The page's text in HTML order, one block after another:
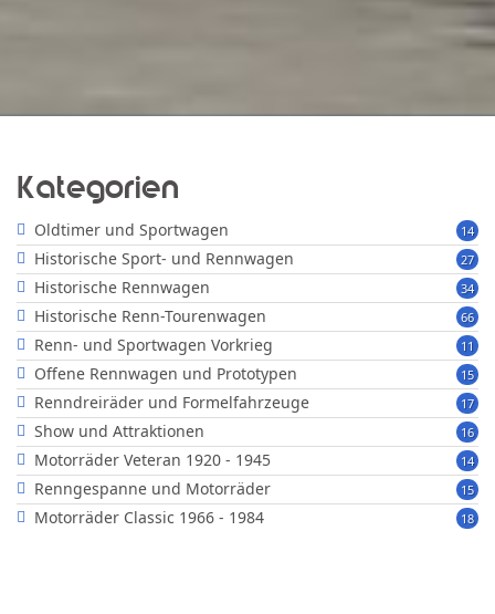
Kategorien
14
Oldtimer und Sportwagen
27
Historische Sport- und Rennwagen
34
Historische Rennwagen
66
Historische Renn-Tourenwagen
11
Renn- und Sportwagen Vorkrieg
15
Offene Rennwagen und Prototypen
17
Renndreiräder und Formelfahrzeuge
16
Show und Attraktionen
14
Motorräder Veteran 1920 - 1945
15
Renngespanne und Motorräder
18
Motorräder Classic 1966 - 1984